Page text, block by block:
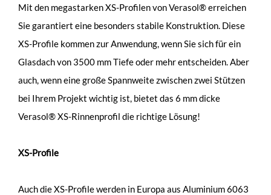
Mit den megastarken XS-Profilen von Verasol® erreichen
Sie garantiert eine besonders stabile Konstruktion. Diese
XS-Profile kommen zur Anwendung, wenn Sie sich für ein
Glasdach von 3500 mm Tiefe oder mehr entscheiden. Aber
auch, wenn eine große Spannweite zwischen zwei Stützen
bei Ihrem Projekt wichtig ist, bietet das 6 mm dicke
Verasol® XS-Rinnenprofil die richtige Lösung!
XS-Profile
Auch die XS-Profile werden in Europa aus Aluminium 6063